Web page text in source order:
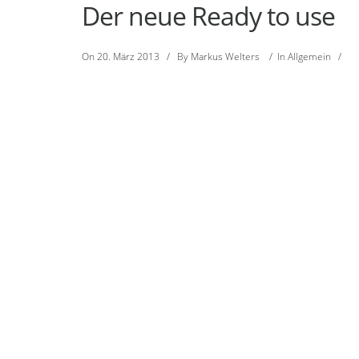
Der neue Ready to use
On 20. März 2013 / By Markus Welters / In Allgemein /